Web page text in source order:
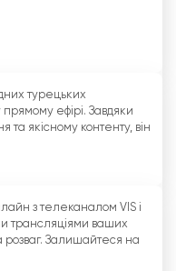
турецьких
ефірі. Завдяки
якісному контенту, він
з телеканалом VIS і
трансляціями ваших
Залишайтеся на